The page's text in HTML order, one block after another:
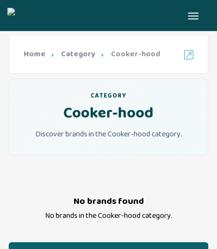
Home Category Cooker-hood
CATEGORY
Cooker-hood
Discover brands in the Cooker-hood category.
No brands found
No brands in theCooker-hoodcategory.